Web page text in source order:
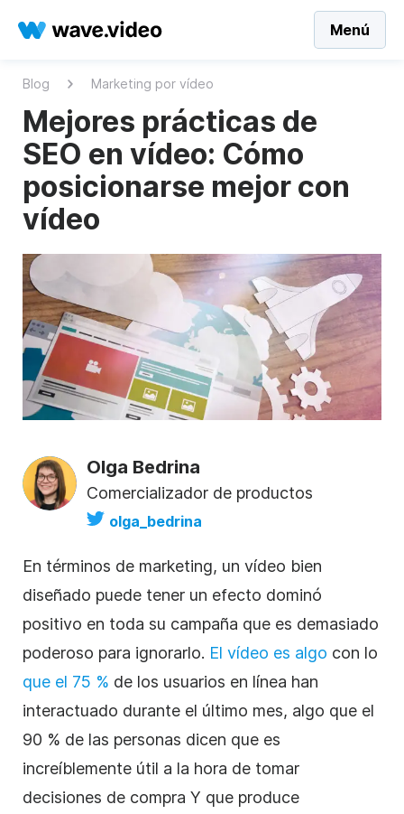
Menú
Blog Marketing por vídeo
Mejores prácticas de
SEO en vídeo: Cómo
posicionarse mejor con
vídeo
Olga Bedrina
Comercializador de productos
olga_bedrina
En términos de marketing, un vídeo bien
diseñado puede tener un efecto dominó
positivo en toda su campaña que es demasiado
poderoso para ignorarlo. El vídeo es algo con lo
que el 75 % de los usuarios en línea han
interactuado durante el último mes, algo que el
90 % de las personas dicen que es
increíblemente útil a la hora de tomar
decisiones de compra Y que produce